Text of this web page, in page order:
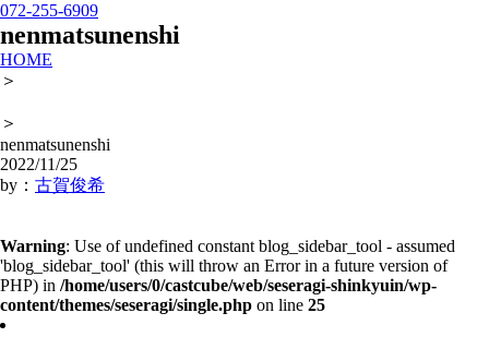
072-255-6909
nenmatsunenshi
HOME
＞
＞
nenmatsunenshi
2022/11/25
by： 古賀俊希
Warning: Use of undefined constant blog_sidebar_tool - assumed
'blog_sidebar_tool' (this will throw an Error in a future version of
PHP) in /home/users/0/castcube/web/seseragi-shinkyuin/wp-
content/themes/seseragi/single.php on line 25